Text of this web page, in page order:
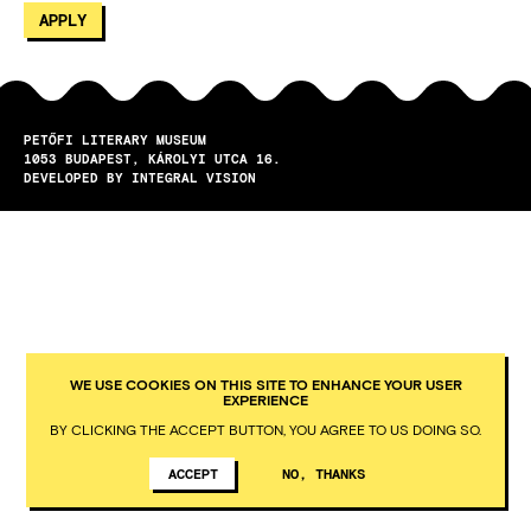
PETŐFI LITERARY MUSEUM
1053
BUDAPEST
KÁROLYI UTCA 16.
DEVELOPED BY INTEGRAL VISION
WE USE COOKIES ON THIS SITE TO ENHANCE YOUR USER
EXPERIENCE
BY CLICKING THE ACCEPT BUTTON, YOU AGREE TO US DOING SO.
ACCEPT NO, THANKS